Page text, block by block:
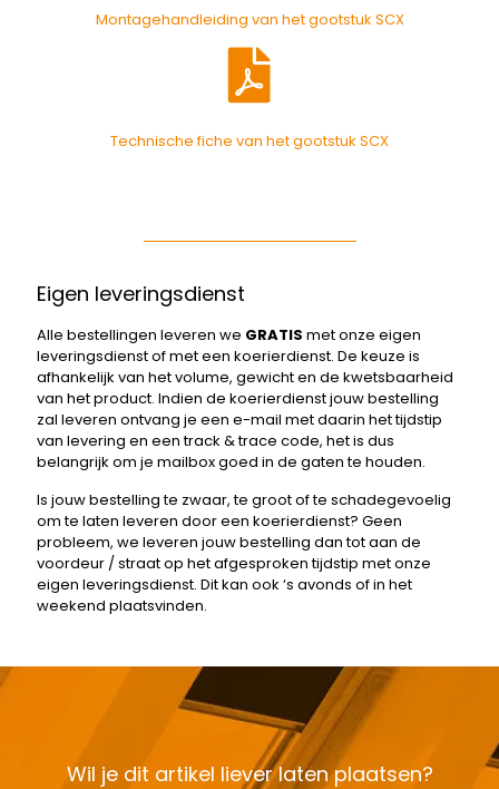
Montagehandleiding van het gootstuk SCX
Technische fiche van het gootstuk SCX
Eigen leveringsdienst
Alle bestellingen leveren we GRATIS met onze eigen
leveringsdienst of met een koerierdienst. De keuze is
afhankelijk van het volume, gewicht en de kwetsbaarheid
van het product. Indien de koerierdienst jouw bestelling
zal leveren ontvang je een e-mail met daarin het tijdstip
van levering en een track & trace code, het is dus
belangrijk om je mailbox goed in de gaten te houden.
Is jouw bestelling te zwaar, te groot of te schadegevoelig
om te laten leveren door een koerierdienst? Geen
probleem, we leveren jouw bestelling dan tot aan de
voordeur / straat op het afgesproken tijdstip met onze
eigen leveringsdienst. Dit kan ook ‘s avonds of in het
weekend plaatsvinden.
Wil je dit artikel liever laten plaatsen?